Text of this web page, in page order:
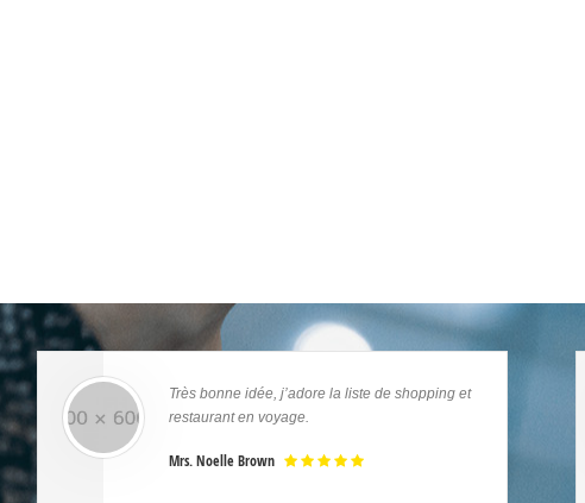
Très bonne idée, j’adore la liste de shopping et
restaurant en voyage.
Mrs. Noelle Brown